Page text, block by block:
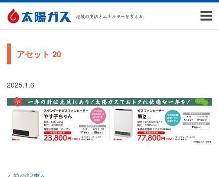
アセット 20
2025.1.6